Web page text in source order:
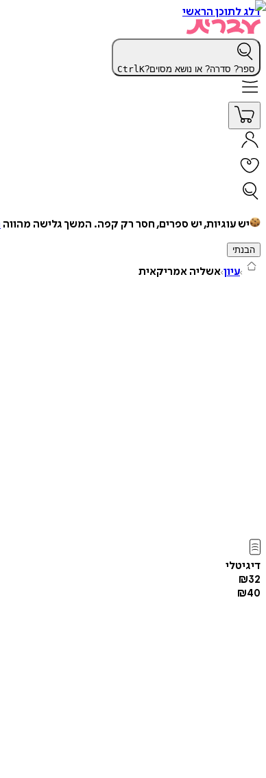
דלג לתוכן הראשי
ספר? סדרה? או נושא מסוים? CtrlK
יש עוגיות, יש ספרים, חסר רק קפה. המשך גלישה מהווה
הבנתי
עיון אשליה אמריקאית
דיגיטלי
₪32
₪40